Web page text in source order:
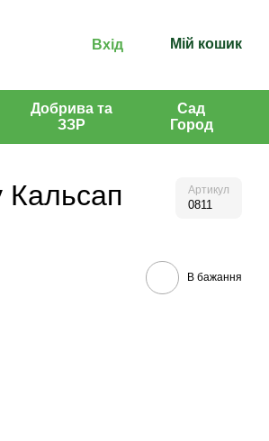
Вхід Мій кошик
Добрива та
ЗЗР
Сад
Город
Кальсап Артикул
0811
В бажання